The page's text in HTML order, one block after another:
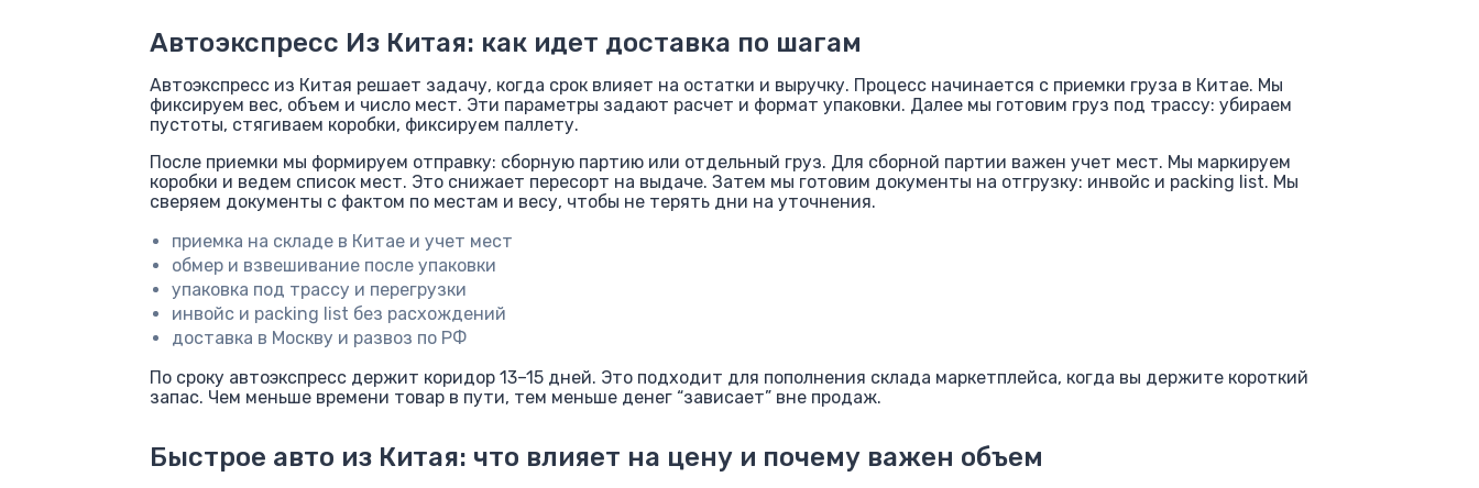
Автоэкспресс Из Китая: как идет доставка по шагам
Автоэкспресс из Китая решает задачу, когда срок влияет на остатки и выручку. Процесс начинается с приемки груза в Китае. Мы
фиксируем вес, объем и число мест. Эти параметры задают расчет и формат упаковки. Далее мы готовим груз под трассу: убираем
пустоты, стягиваем коробки, фиксируем паллету.
После приемки мы формируем отправку: сборную партию или отдельный груз. Для сборной партии важен учет мест. Мы маркируем
коробки и ведем список мест. Это снижает пересорт на выдаче. Затем мы готовим документы на отгрузку: инвойс и packing list. Мы
сверяем документы с фактом по местам и весу, чтобы не терять дни на уточнения.
приемка на складе в Китае и учет мест
обмер и взвешивание после упаковки
упаковка под трассу и перегрузки
инвойс и packing list без расхождений
доставка в Москву и развоз по РФ
По сроку автоэкспресс держит коридор 13–15 дней. Это подходит для пополнения склада маркетплейса, когда вы держите короткий
запас. Чем меньше времени товар в пути, тем меньше денег “зависает” вне продаж.
Быстрое авто из Китая: что влияет на цену и почему важен объем